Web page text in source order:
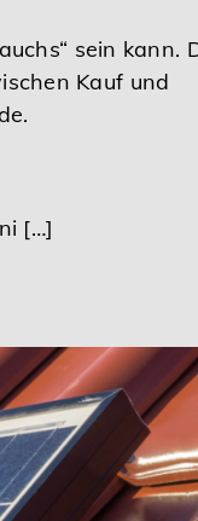
sein kann.
Kauf und
[…]